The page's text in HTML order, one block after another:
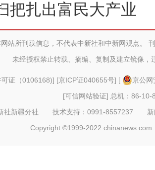
把扎出富民大产业
站所刊载信息，不代表中新社和中新网观点。
未经授权禁止转载、摘编、复制及建立镜像，
证（0106168)] [京ICP证040655号] [
京公
[可信网站验证] 总机：86-10-
社新疆分社 技术支持：0991-8557237
Copyright ©1999-2022